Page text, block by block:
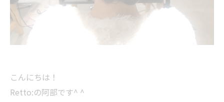
こんにちは！
Retto:の阿部です^ ^